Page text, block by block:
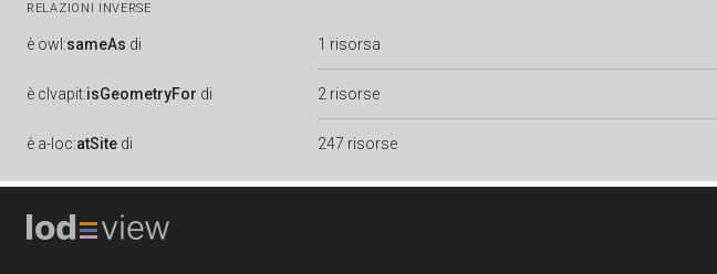
RELAZIONI INVERSE
è owl:sameAs di 1 risorsa
è clvapit:isGeometryFor di 2 risorse
è a-loc:atSite di 247 risorse